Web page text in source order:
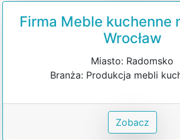
Firma Meble kuchenne
Wrocław
Miasto: Radomsko
Branża: Produkcja mebli
Zobacz